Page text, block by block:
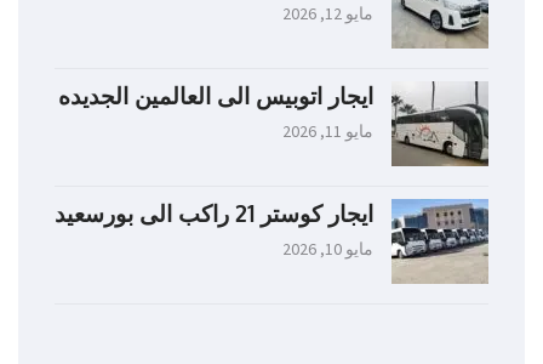
مايو 12, 2026
ايجار اتوبيس الى العالمين الجديده
مايو 11, 2026
ايجار كوستر 21 راكب الى بورسعيد
مايو 10, 2026